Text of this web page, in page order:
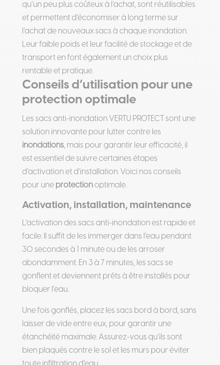
qu’un peu plus coûteux à l’achat, sont réutilisables
et permettent d’économiser à long terme sur
l’achat de nouveaux sacs à chaque inondation.
Leur faible poids et leur facilité de stockage et de
transport en font également un choix plus
rentable et pratique.
Conseils d’utilisation pour une
protection optimale
Les sacs anti-inondation VERTU PROTECT sont une
solution innovante pour lutter contre les
inondations, mais pour garantir leur efficacité, il
est essentiel de suivre certaines étapes
d’activation et d’installation. Voici nos conseils
pour une protectionoptimale.
Activation, installation, maintenance
L’activation des sacs anti-inondation est rapide et
facile. Il suffit de les immerger dans l’eau pendant
30 secondes à 1 minute ou de les arroser
abondamment. En 3 à 7 minutes, les sacs se
gonflent et deviennent prêts à être installés pour
bloquer l’eau.
Une fois gonflés, placez les sacs bord à bord, sans
laisser de vide entre eux, pour garantir une
étanchéité maximale. Assurez-vous qu’ils sont
bien plaqués contre le sol et les murs pour éviter